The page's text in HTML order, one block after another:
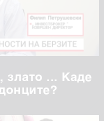
злато ... Каде